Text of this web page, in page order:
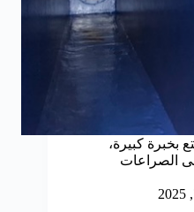
كبيرة،
الصراعات